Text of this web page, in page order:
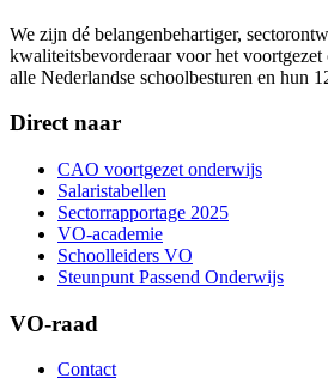
We zijn dé belangenbehartiger,
kwaliteitsbevorderaar voor het
alle Nederlandse schoolbesturen en hun
Direct naar
CAO voortgezet onderwijs
Salaristabellen
Sectorrapportage 2025
VO-academie
Schoolleiders VO
Steunpunt Passend Onderwijs
VO-raad
Contact